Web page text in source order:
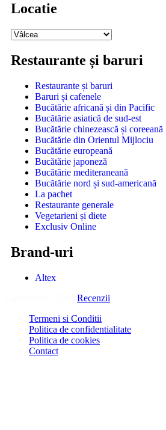
Locatie
Restaurante și baruri
Restaurante și baruri
Baruri și cafenele
Bucătărie africană și din Pacific
Bucătărie asiatică de sud-est
Bucătărie chinezească și coreeană
Bucătărie din Orientul Mijlociu
Bucătărie europeană
Bucătărie japoneză
Bucătărie mediteraneană
Bucătărie nord și sud-americană
La pachet
Restaurante generale
Vegetarieni și diete
Exclusiv Online
Brand-uri
Altex
Recenzii
Termeni si Conditii
Politica de confidentialitate
Politica de cookies
Contact